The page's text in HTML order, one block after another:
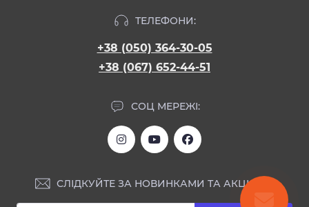
ТЕЛЕФОНИ:
+38 (050) 364-30-05
+38 (067) 652-44-51
СОЦ МЕРЕЖІ:
СЛІДКУЙТЕ ЗА НОВИНКАМИ ТА АКЦІЯМИ: